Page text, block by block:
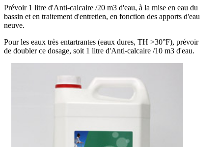
Prévoir 1 litre d'Anti-calcaire /20 m3 d'eau, à la mise en eau du
bassin et en traitement d'entretien, en fonction des apports d'eau
neuve.
Pour les eaux très entartrantes (eaux dures, TH >30°F), prévoir
de doubler ce dosage, soit 1 litre d'Anti-calcaire /10 m3 d'eau.